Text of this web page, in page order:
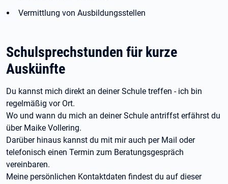
Vermittlung von Ausbildungsstellen
Schulsprechstunden für kurze
Auskünfte
Du kannst mich direkt an deiner Schule treffen - ich bin
regelmäßig vor Ort.
Wo und wann du mich an deiner Schule antriffst erfährst du
über Maike Vollering.
Darüber hinaus kannst du mit mir auch per Mail oder
telefonisch einen Termin zum Beratungsgespräch
vereinbaren.
Meine persönlichen Kontaktdaten findest du auf dieser